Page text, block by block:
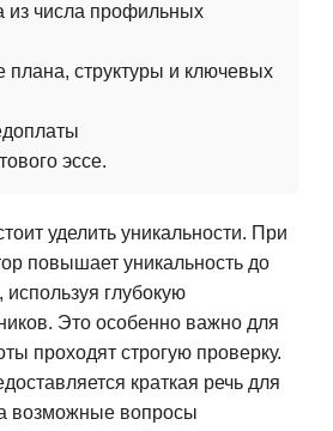
из числа профильных
плана, структуры и ключевых
эссе.
уделить уникальности. При
повышает уникальность до
используя глубокую
Это особенно важно для
проходят строгую проверку.
краткая речь для
возможные вопросы